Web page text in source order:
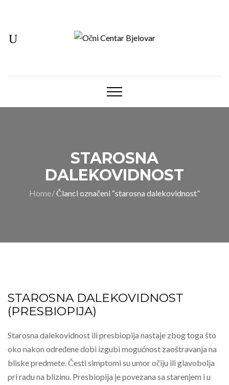
STAROSNA
DALEKOVIDNOST
Home Članci označeni “starosna dalekovidnost”
STAROSNA DALEKOVIDNOST
(PRESBIOPIJA)
Starosna dalekovidnost ili presbiopija nastaje zbog toga što
oko nakon određene dobi izgubi mogućnost zaoštravanja na
bliske predmete. Česti simptomi su umor očiju ili glavobolja
pri radu na blizinu. Presbiopija je povezana sa starenjem i u